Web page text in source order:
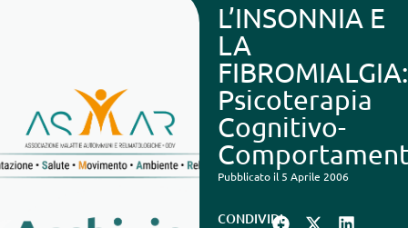
L’INSONNIA E
LA
FIBROMIALGIA:
Psicoterapia
Cognitivo-
Pubblicato il 5 Aprile 2006
CONDIVIDI